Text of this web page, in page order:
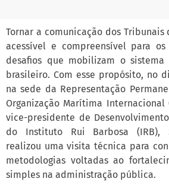
Tornar a comunicação dos Tribunais
acessível e compreensível para
desafios que mobilizam o
brasileiro. Com esse propósito, no
na sede da Representação
Organização Marítima Internacional
vice-presidente de
do Instituto Rui Barbosa (IRB),
realizou uma visita técnica para
metodologias voltadas ao
simples na administração pública.